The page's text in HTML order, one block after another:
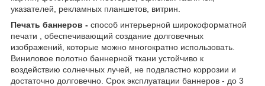
указателей, рекламных планшетов, витрин.
Печать баннеров - способ интерьерной широкоформатной
печати , обеспечивающий создание долговечных
изображений, которые можно многократно использовать.
Виниловое полотно баннерной ткани устойчиво к
воздействию солнечных лучей, не подвластно коррозии и
достаточно долговечно. Срок эксплуатации баннеров - до 3